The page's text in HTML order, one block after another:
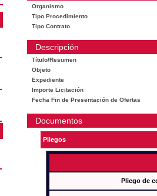
Organismo
Tipo Procedimiento
Tipo Contrato
Descripción
Título/Resumen
Objeto
Expediente
Importe Licitación
Fecha Fin de Presentación de Ofertas
Documentos
Pliegos
Pliego de